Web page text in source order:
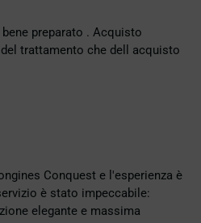
preparato . Acquisto
trattamento che dell acquisto
Conquest e l'esperienza è
è stato impeccabile:
elegante e massima